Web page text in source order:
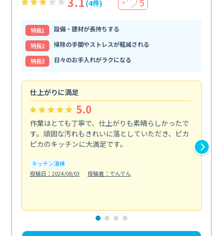
(4件) ＋ 5
特⻑1
設備・建材が長持ちする
特⻑2
掃除の手間やストレスが軽減される
特⻑3
日々のお手入れがラクになる
仕上がりに満足
5.0
作業はとても丁寧で、仕上がりも素晴らしかったで
す。頑固な汚れもきれいに落としていただき、ピカ
ピカのキッチンに大満足です。
キッチン清掃
投稿日：2024/08/03
投稿者：でんでん